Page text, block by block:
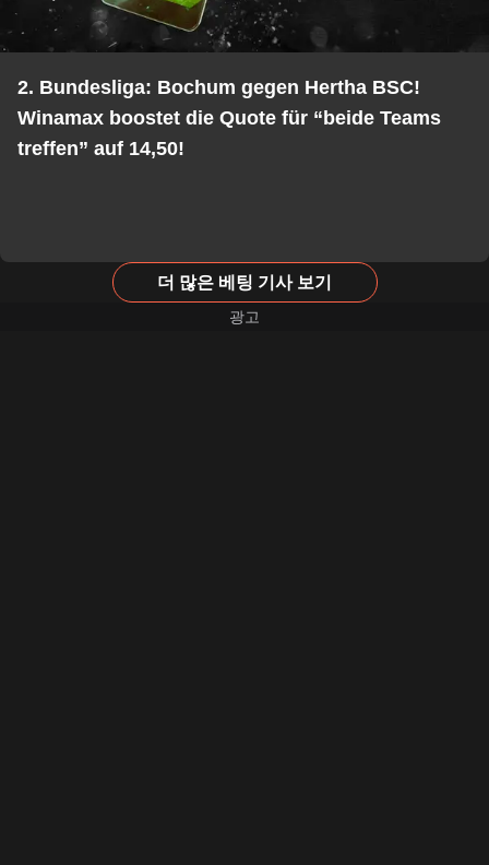
2. Bundesliga: Bochum gegen Hertha BSC!
Winamax boostet die Quote für “beide Teams
treffen” auf 14,50!
더 많은 베팅 기사 보기